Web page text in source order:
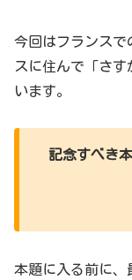
今回はフランスで
スに住んで「さ
います。
記念すべき
本題に入る前に、